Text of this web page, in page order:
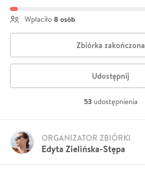
Wpłaciło 8 osób
Zbiórka zakończona
Udostępnij
53 udostępnienia
Edyta Zielińska-Stępa
ORGANIZATOR ZBIÓRKI